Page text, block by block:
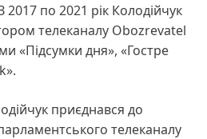
по 2021 рік Колодійчук
телеканалу Obozrevatel
«Підсумки дня», «Гостре
приєднався до
телеканалу